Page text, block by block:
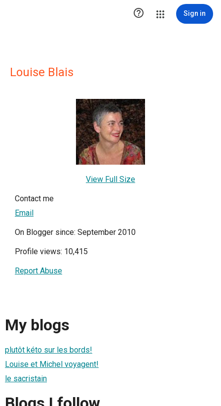
 Sign in
Louise Blais
View Full Size
Contact me
Email
On Blogger since: September 2010
Profile views: 10,415
Report Abuse
My blogs
plutôt kéto sur les bords!
Louise et Michel voyagent!
le sacristain